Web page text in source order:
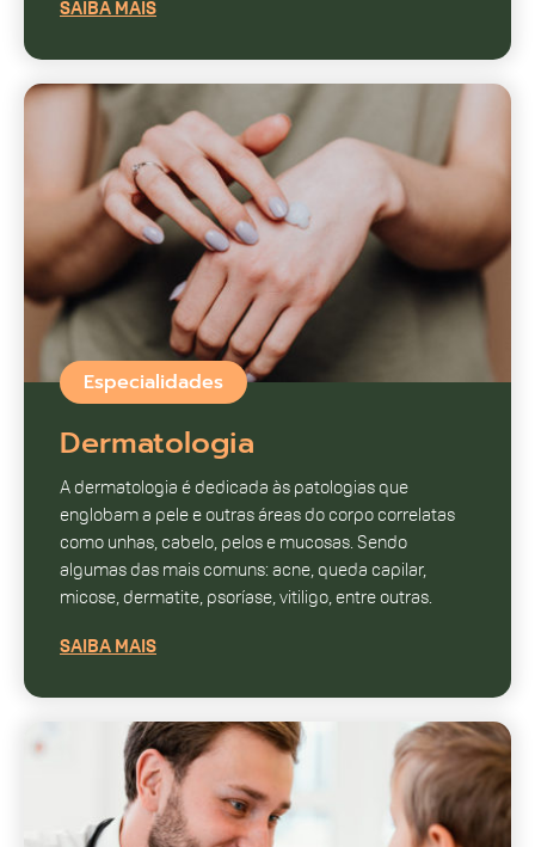
SAIBA MAIS
Especialidades
Dermatologia
A dermatologia é dedicada às patologias que
englobam a pele e outras áreas do corpo correlatas
como unhas, cabelo, pelos e mucosas. Sendo
algumas das mais comuns: acne, queda capilar,
micose, dermatite, psoríase, vitiligo, entre outras.
SAIBA MAIS